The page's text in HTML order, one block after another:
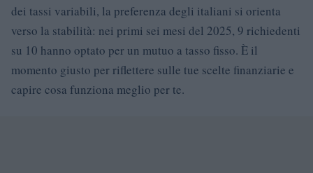
dei tassi variabili, la preferenza degli italiani si orienta
verso la stabilità: nei primi sei mesi del 2025, 9 richiedenti
su 10 hanno optato per un mutuo a tasso fisso. È il
momento giusto per riflettere sulle tue scelte finanziarie e
capire cosa funziona meglio per te.